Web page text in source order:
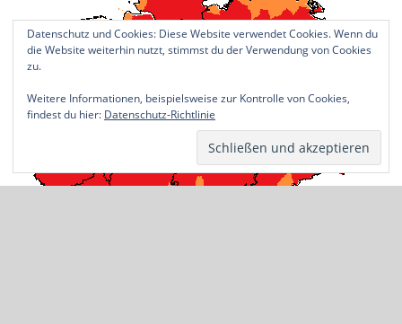
Datenschutz und Cookies: Diese Website verwendet Cookies. Wenn du
die Website weiterhin nutzt, stimmst du der Verwendung von Cookies
zu.
Weitere Informationen, beispielsweise zur Kontrolle von Cookies,
findest du hier: Datenschutz-Richtlinie